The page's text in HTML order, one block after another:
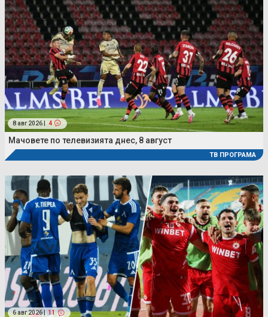
8 авг 2026 | 4
Мачовете по телевизията днес, 8 август
ТВ ПРОГРАМА
6 авг 2026 | 11